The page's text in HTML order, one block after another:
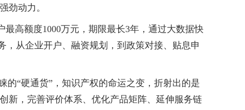
劲动力。
高额度1000万元，期限最长3年，通过大数据快
，从企业开户、融资规划，到政策对接、贴息申
“硬通货”，知识产权的命运之变，折射出的是
新，完善评价体系、优化产品矩阵、延伸服务链